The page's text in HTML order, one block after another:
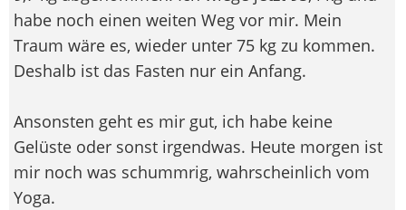
habe noch einen weiten Weg vor mir. Mein
Traum wäre es, wieder unter 75 kg zu kommen.
Deshalb ist das Fasten nur ein Anfang.
Ansonsten geht es mir gut, ich habe keine
Gelüste oder sonst irgendwas. Heute morgen ist
mir noch was schummrig, wahrscheinlich vom
Yoga.